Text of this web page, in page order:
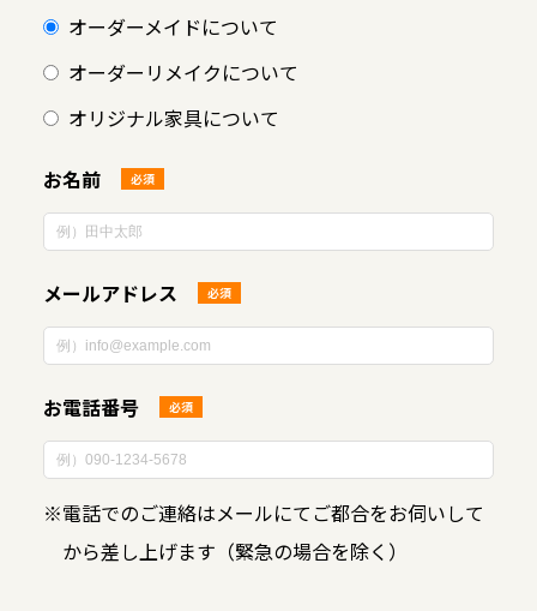
オーダーメイドについて
オーダーリメイクについて
オリジナル家具について
お名前 必須
メールアドレス 必須
お電話番号 必須
※電話でのご連絡はメールにてご都合をお伺いして
から差し上げます（緊急の場合を除く）